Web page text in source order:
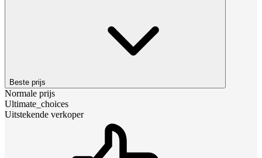
Beste prijs
Normale prijs
Ultimate_choices
Uitstekende verkoper